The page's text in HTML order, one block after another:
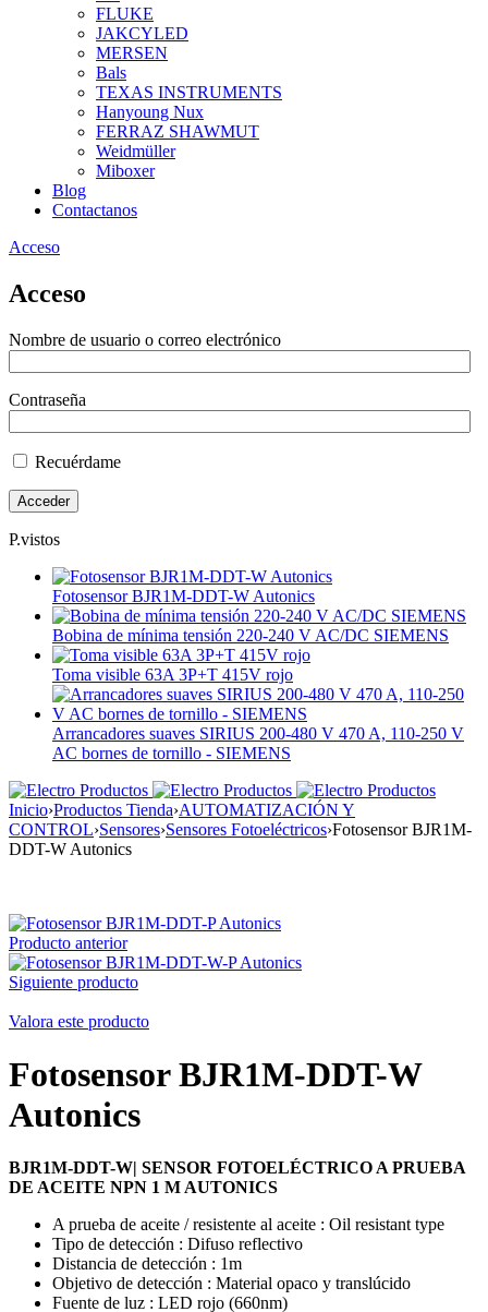
FLUKE
JAKCYLED
MERSEN
Bals
TEXAS INSTRUMENTS
Hanyoung Nux
FERRAZ SHAWMUT
Weidmüller
Miboxer
Blog
Contactanos
Acceso
Acceso
Nombre de usuario o correo electrónico
Contraseña
Recuérdame
P.vistos
Fotosensor BJR1M-DDT-W Autonics
Bobina de mínima tensión 220-240 V AC/DC SIEMENS
Toma visible 63A 3P+T 415V rojo
Arrancadores suaves SIRIUS 200-480 V 470 A, 110-250 V
AC bornes de tornillo - SIEMENS
Inicio›Productos Tienda›AUTOMATIZACIÓN Y
CONTROL›Sensores›Sensores Fotoeléctricos›Fotosensor BJR1M-
DDT-W Autonics
Producto anterior
Siguiente producto
Valora este producto
Fotosensor BJR1M-DDT-W
Autonics
BJR1M-DDT-W| SENSOR FOTOELÉCTRICO A PRUEBA
DE ACEITE NPN 1 M AUTONICS
A prueba de aceite / resistente al aceite : Oil resistant type
Tipo de detección : Difuso reflectivo
Distancia de detección : 1m
Objetivo de detección : Material opaco y translúcido
Fuente de luz : LED rojo (660nm)